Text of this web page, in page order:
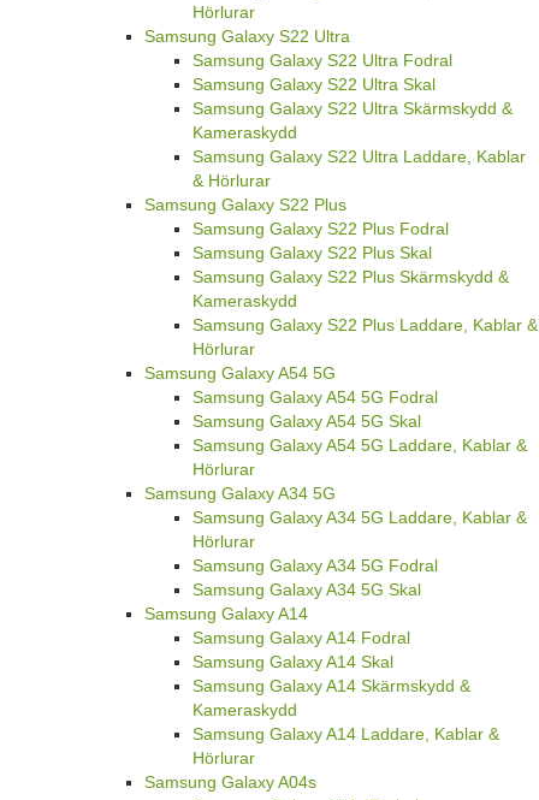
Hörlurar
Samsung Galaxy S22 Ultra
Samsung Galaxy S22 Ultra Fodral
Samsung Galaxy S22 Ultra Skal
Samsung Galaxy S22 Ultra Skärmskydd &
Kameraskydd
Samsung Galaxy S22 Ultra Laddare, Kablar
& Hörlurar
Samsung Galaxy S22 Plus
Samsung Galaxy S22 Plus Fodral
Samsung Galaxy S22 Plus Skal
Samsung Galaxy S22 Plus Skärmskydd &
Kameraskydd
Samsung Galaxy S22 Plus Laddare, Kablar &
Hörlurar
Samsung Galaxy A54 5G
Samsung Galaxy A54 5G Fodral
Samsung Galaxy A54 5G Skal
Samsung Galaxy A54 5G Laddare, Kablar &
Hörlurar
Samsung Galaxy A34 5G
Samsung Galaxy A34 5G Laddare, Kablar &
Hörlurar
Samsung Galaxy A34 5G Fodral
Samsung Galaxy A34 5G Skal
Samsung Galaxy A14
Samsung Galaxy A14 Fodral
Samsung Galaxy A14 Skal
Samsung Galaxy A14 Skärmskydd &
Kameraskydd
Samsung Galaxy A14 Laddare, Kablar &
Hörlurar
Samsung Galaxy A04s